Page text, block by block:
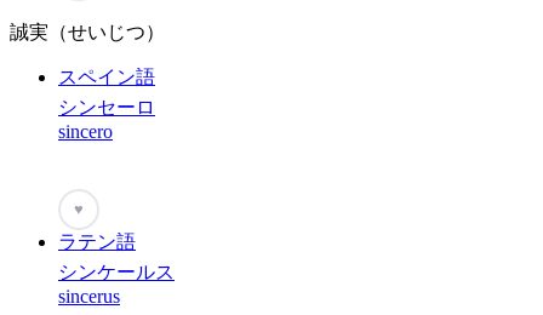
誠実（せいじつ）
スペイン語
シンセーロ
sincero
♥
ラテン語
シンケールス
sincerus